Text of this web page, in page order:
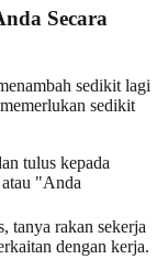
Secara
sedikit lagi
sedikit
tulus kepada
atau "Anda
tanya rakan sekerja
dengan kerja.